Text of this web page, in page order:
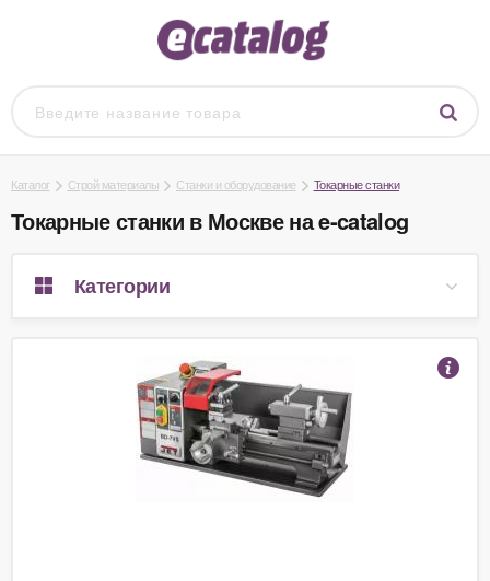
Каталог Строй материалы Станки и оборудование Токарные станки
Токарные станки в Москве на e-catalog
Категории